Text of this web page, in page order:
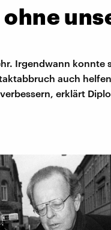
Irgendwann konnte
auch
erklärt